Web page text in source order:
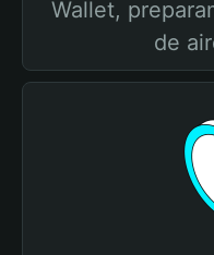
Wallet,
de